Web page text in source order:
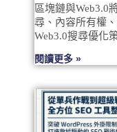
區塊鏈與Web3.0
尋、內容所有權
Web3.0搜尋優化
閱讀更多 »